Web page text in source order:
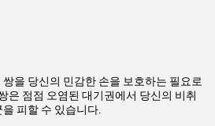
을 당신의 민감한 손을 보호하는 필요로
은 점점 오염된 대기권에서 당신의 비취
피할 수 있습니다.